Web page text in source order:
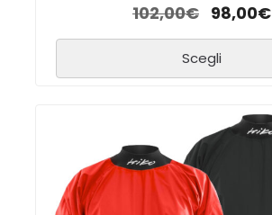
102,00€ 98,00€
Scegli